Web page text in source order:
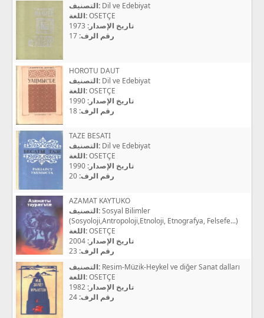
التصنيف: Dil ve Edebiyat
اللغة:OSETÇE
تاريخ الإصدار:
رقم الرف:
HOROTU DAUT
التصنيف: Dil ve Edebiyat
اللغة:OSETÇE
تاريخ الإصدار:
رقم الرف:
TAZE BESATI
التصنيف: Dil ve Edebiyat
اللغة:OSETÇE
تاريخ الإصدار:
رقم الرف:
AZAMAT KAYTUKO
التصنيف:Sosyal Bilimler
(Sosyoloji,Antropoloji,Etnoloji, Etnografya, Felsefe...)
اللغة:OSETÇE
تاريخ الإصدار:
رقم الرف:
التصنيف: Resim-Müzik-Heykel ve diğer Sanat dalları
اللغة:OSETÇE
تاريخ الإصدار:
رقم الرف: